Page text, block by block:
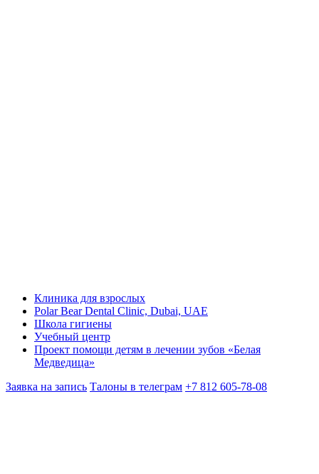
Клиника для взрослых
Polar Bear Dental Clinic, Dubai, UAE
Школа гигиены
Учебный центр
Проект помощи детям в лечении зубов «Белая
Медведица»
Заявка на запись Талоны в телеграм +7 812 605-78-08